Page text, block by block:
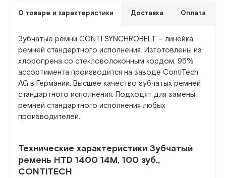
О товаре и характеристики Доставка Оплата
Зубчатые ремни CONTI SYNCHROBELT – линейка
ремней стандартного исполнения. Изготовлены из
хлоропрена со стекловолоконным кордом. 95%
ассортимента производится на заводе ContiTech
AG в Германии. Высшее качество зубчатых ремней
стандартного исполнения. Подходят для замены
ремней стандартного исполнения любых
производителей.
Технические характеристики Зубчатый
ремень HTD 1400 14M, 100 зуб.,
CONTITECH